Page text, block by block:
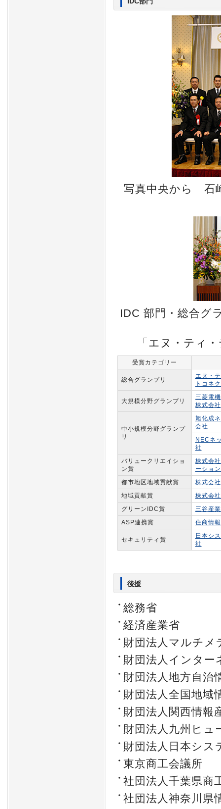
写真中央から 石
IDC 部門・総合グ
「エヌ・ティ
受賞カテゴリー
総合グランプリ
エヌ・
トコネ
大規模分野グランプリ
三菱電
株式会社
中小規模分野グランプ
リ
旭化成
会社
NECネ
社
バリュークリエイショ
ン賞
株式会
ーショ
都市地区地域貢献賞
株式会
地域貢献賞
株式会
グリーンIDC賞
三谷産
ASP連携賞
住商情
セキュリティ賞
日本シ
社
後援
総務省
経済産業省
財団法人マルチメ
財団法人インター
財団法人地方自治
財団法人全国地域
財団法人関西情報
財団法人九州ヒュ
財団法人日本シス
東京商工会議所
社団法人千葉県商
社団法人神奈川県